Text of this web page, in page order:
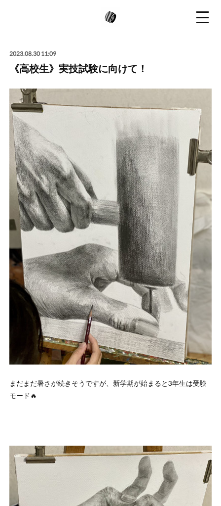
2023.08.30 11:09
《高校生》実技試験に向けて！
まだまだ暑さが続きそうですが、新学期が始まると3年生は受験
モード🔥